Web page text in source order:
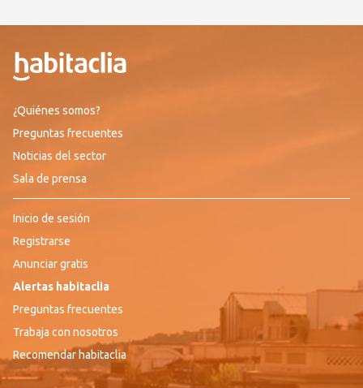
¿Quiénes somos?
Preguntas frecuentes
Noticias del sector
Sala de prensa
Inicio de sesión
Registrarse
Anunciar gratis
Alertas habitaclia
Preguntas frecuentes
Trabaja con nosotros
Recomendar habitaclia